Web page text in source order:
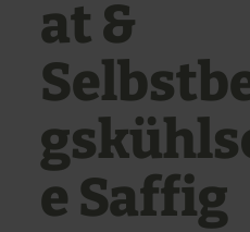
at &
e Saffig